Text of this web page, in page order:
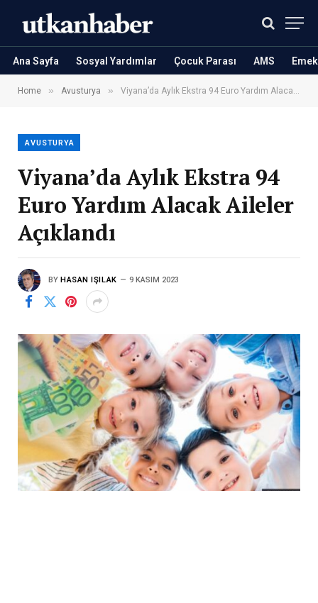
Ana Sayfa Sosyal Yardımlar Çocuk Parası AMS
Home » Avusturya » Viyana’da Aylık Ekstra 94 Euro Yardım Alacak Aileler Açıklandı
AVUSTURYA
Viyana’da Aylık Ekstra 94
Euro Yardım Alacak Aileler
Açıklandı
BY HASAN IŞILAK 9 KASIM 2023